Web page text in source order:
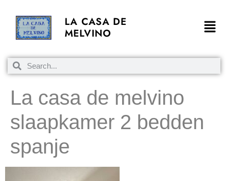
LA CASA DE
MELVINO
La casa de melvino
slaapkamer 2 bedden
spanje